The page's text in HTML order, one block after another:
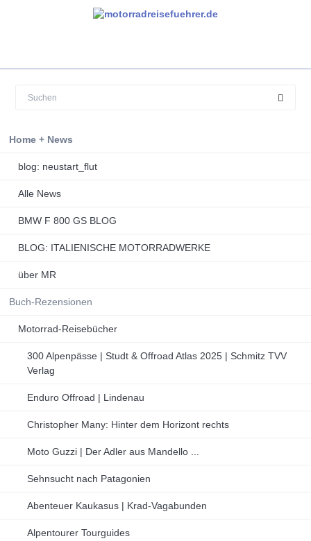
Home + News
blog: neustart_flut
Alle News
BMW F 800 GS BLOG
BLOG: ITALIENISCHE MOTORRADWERKE
über MR
Buch-Rezensionen
Motorrad-Reisebücher
300 Alpenpässe | Studt & Offroad Atlas 2025 | Schmitz TVV
Verlag
Enduro Offroad | Lindenau
Christopher Many: Hinter dem Horizont rechts
Moto Guzzi | Der Adler aus Mandello ...
Sehnsucht nach Patagonien
Abenteuer Kaukasus | Krad-Vagabunden
Alpentourer Tourguides